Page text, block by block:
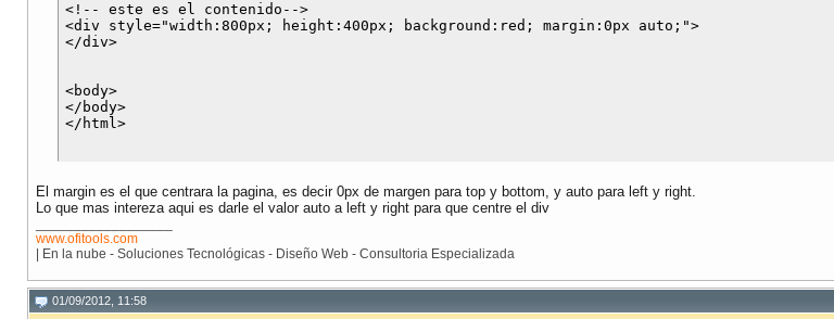
<!-- este es el contenido-->
<div style="width:800px; height:400px; background:red; margin:0px auto;">
</div>
<body>
</body>
El margin es el que centrara la pagina, es decir 0px de margen para top y bottom, y auto para left y right.
Lo que mas intereza aqui es darle el valor auto a left y right para que centre el div
www.ofitools.com
| En la nube - Soluciones Tecnológicas - Diseño Web - Consultoria Especializada
01/09/2012, 11:58